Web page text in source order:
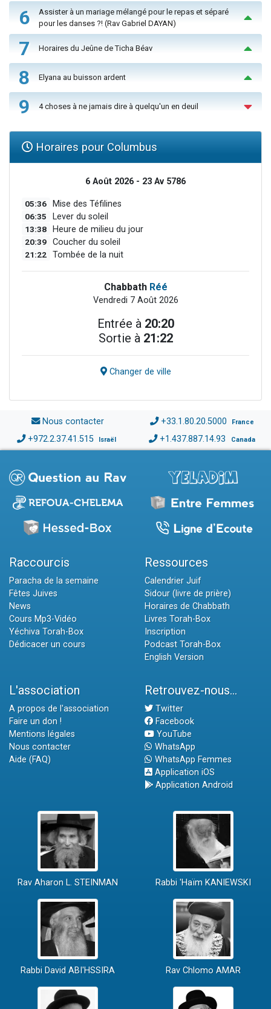
6
Assister à un mariage mélangé pour le repas et séparé
pour les danses ?! (Rav Gabriel DAYAN)
7 Horaires du Jeûne de Ticha Béav
8 Elyana au buisson ardent
9 4 choses à ne jamais dire à quelqu'un en deuil
Horaires pour Columbus
6 Août 2026 - 23 Av 5786
05:36 Mise des Téfilines
06:35 Lever du soleil
13:38 Heure de milieu du jour
20:39 Coucher du soleil
21:22 Tombée de la nuit
Chabbath Réé
Vendredi 7 Août 2026
Entrée à 20:20
Sortie à 21:22
Changer de ville
Nous contacter +33.1.80.20.5000 France
+972.2.37.41.515 Israël +1.437.887.14.93 Canada
Raccourcis
Paracha de la semaine
Fêtes Juives
News
Cours Mp3-Vidéo
Yéchiva Torah-Box
Dédicacer un cours
Ressources
Calendrier Juif
Sidour (livre de prière)
Horaires de Chabbath
Livres Torah-Box
Inscription
Podcast Torah-Box
English Version
L'association
A propos de l'association
Faire un don !
Mentions légales
Nous contacter
Aide (FAQ)
Retrouvez-nous...
Twitter
Facebook
YouTube
WhatsApp
WhatsApp Femmes
Application iOS
Application Android
Rav Aharon L. STEINMAN Rabbi 'Haïm KANIEWSKI
Rabbi David ABI'HSSIRA Rav Chlomo AMAR